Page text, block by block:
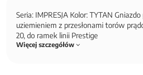
Seria: IMPRESJA Kolor: TYTAN
uziemieniem z przesłonami torów
20, do ramek linii Prestige
Więcej szczegółów